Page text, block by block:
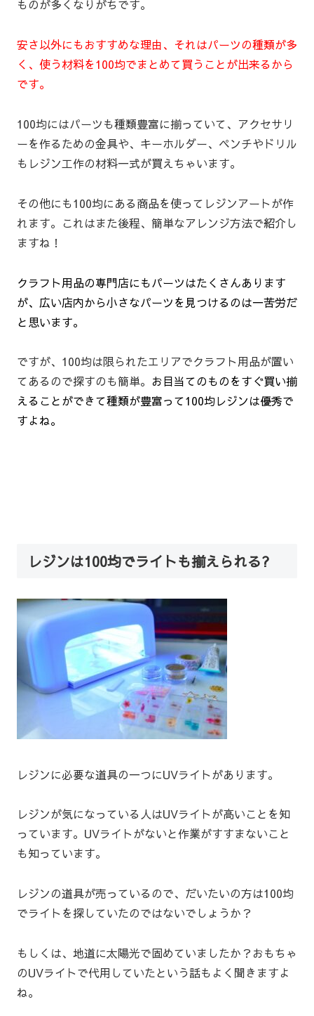
ものが多くなりがちです。
安さ以外にもおすすめな理由、それはパーツの種類が多
く、使う材料を100均でまとめて買うことが出来るから
です。
100均にはパーツも種類豊富に揃っていて、アクセサリ
ーを作るための金具や、キーホルダー、ペンチやドリル
もレジン工作の材料一式が買えちゃいます。
その他にも100均にある商品を使ってレジンアートが作
れます。これはまた後程、簡単なアレンジ方法で紹介し
ますね！
クラフト用品の専門店にもパーツはたくさんあります
が、広い店内から小さなパーツを見つけるのは一苦労だ
と思います。
ですが、100均は限られたエリアでクラフト用品が置い
てあるので探すのも簡単。 お目当てのものをすぐ買い揃
えることができて種類が豊富って100均レジンは優秀で
すよね。
レジンは100均でライトも揃えられる?
レジンに必要な道具の一つにUVライトがあります。
レジンが気になっている人はUVライトが高いことを知
っています。UVライトがないと作業がすすまないこと
も知っています。
レジンの道具が売っているので、だいたいの方は100均
でライトを探していたのではないでしょうか？
もしくは、地道に太陽光で固めていましたか？おもちゃ
のUVライトで代用していたという話もよく聞きますよ
ね。